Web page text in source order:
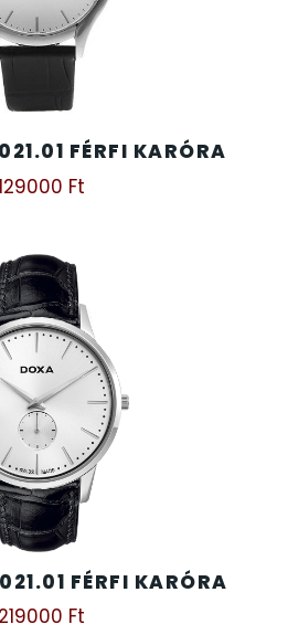
FÉRFI KARÓRA
Ft
FÉRFI KARÓRA
219000 Ft